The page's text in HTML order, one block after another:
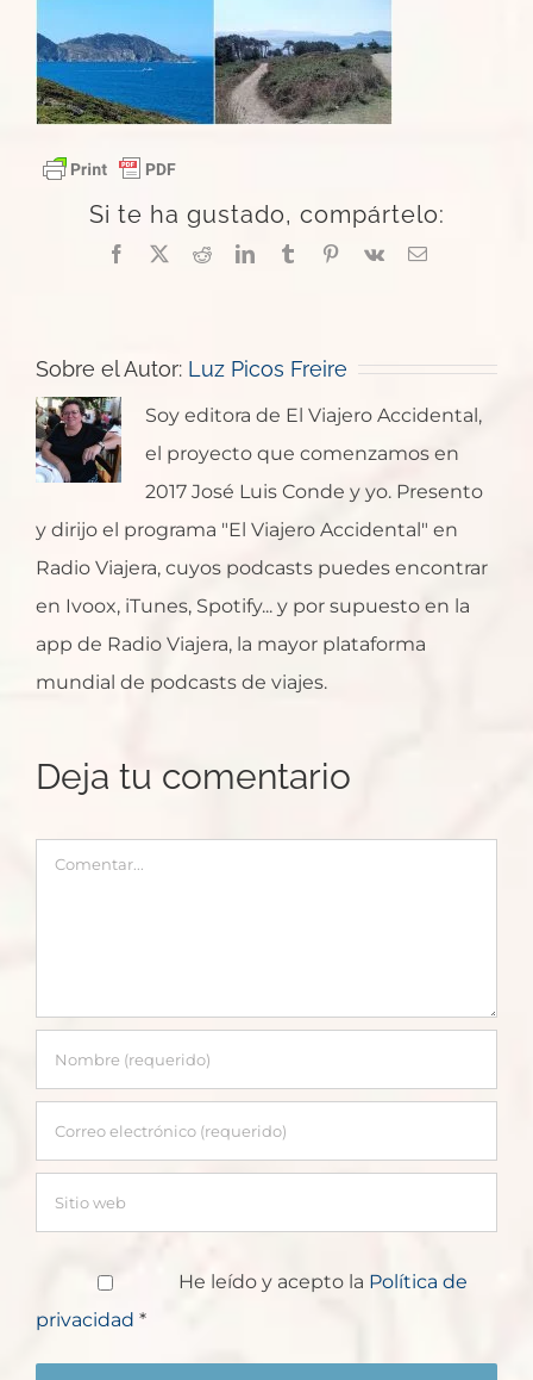
Si te ha gustado, compártelo:
Facebook
X RedditLinkedInTumblrPinterest
Vk
Correo
Sobre el Autor: Luz Picos Freire
Soy editora de El Viajero Accidental,
el proyecto que comenzamos en
2017 José Luis Conde y yo. Presento
y dirijo el programa "El Viajero Accidental" en
Radio Viajera, cuyos podcasts puedes encontrar
en Ivoox, iTunes, Spotify... y por supuesto en la
app de Radio Viajera, la mayor plataforma
mundial de podcasts de viajes.
Deja tu comentario
Comentar
He leído y acepto la Política de
privacidad *